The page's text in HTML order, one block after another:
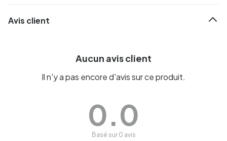
Avis client
Aucun avis client
Il n'y a pas encore d'avis sur ce produit.
0.0
Basé sur 0 avis